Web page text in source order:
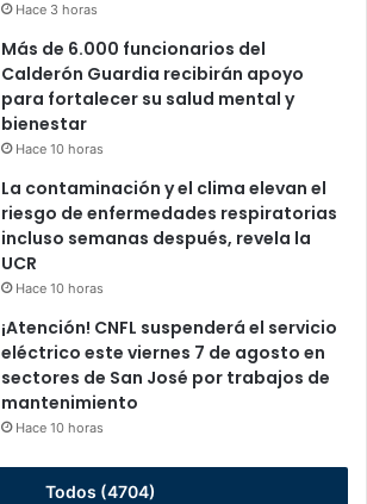
Hace 3 horas
Más de 6.000 funcionarios del
Calderón Guardia recibirán apoyo
para fortalecer su salud mental y
bienestar
Hace 10 horas
La contaminación y el clima elevan el
riesgo de enfermedades respiratorias
incluso semanas después, revela la
UCR
Hace 10 horas
¡Atención! CNFL suspenderá el servicio
eléctrico este viernes 7 de agosto en
sectores de San José por trabajos de
mantenimiento
Hace 10 horas
Todos (4704)